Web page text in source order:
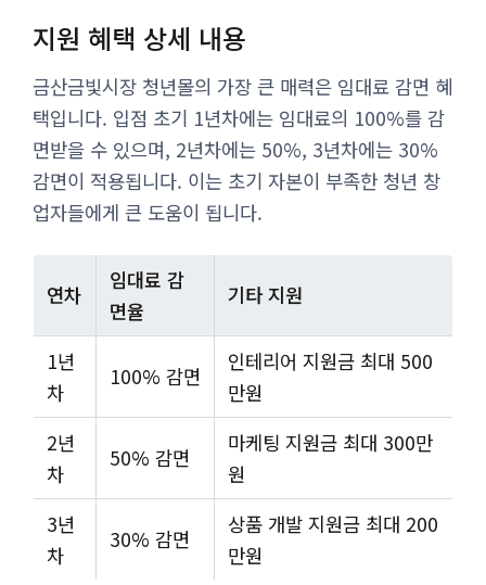
지원 혜택 상세 내용
금산금빛시장 청년몰의 가장 큰 매력은 임대료 감면 혜
택입니다. 입점 초기 1년차에는 임대료의 100%를 감
면받을 수 있으며, 2년차에는 50%, 3년차에는 30%
감면이 적용됩니다. 이는 초기 자본이 부족한 청년 창
업자들에게 큰 도움이 됩니다.
연차
임대료 감
면율
기타 지원
1년
차
100% 감면
인테리어 지원금 최대 500
만원
2년
차
50% 감면
마케팅 지원금 최대 300만
원
3년
차
30% 감면
상품 개발 지원금 최대 200
만원